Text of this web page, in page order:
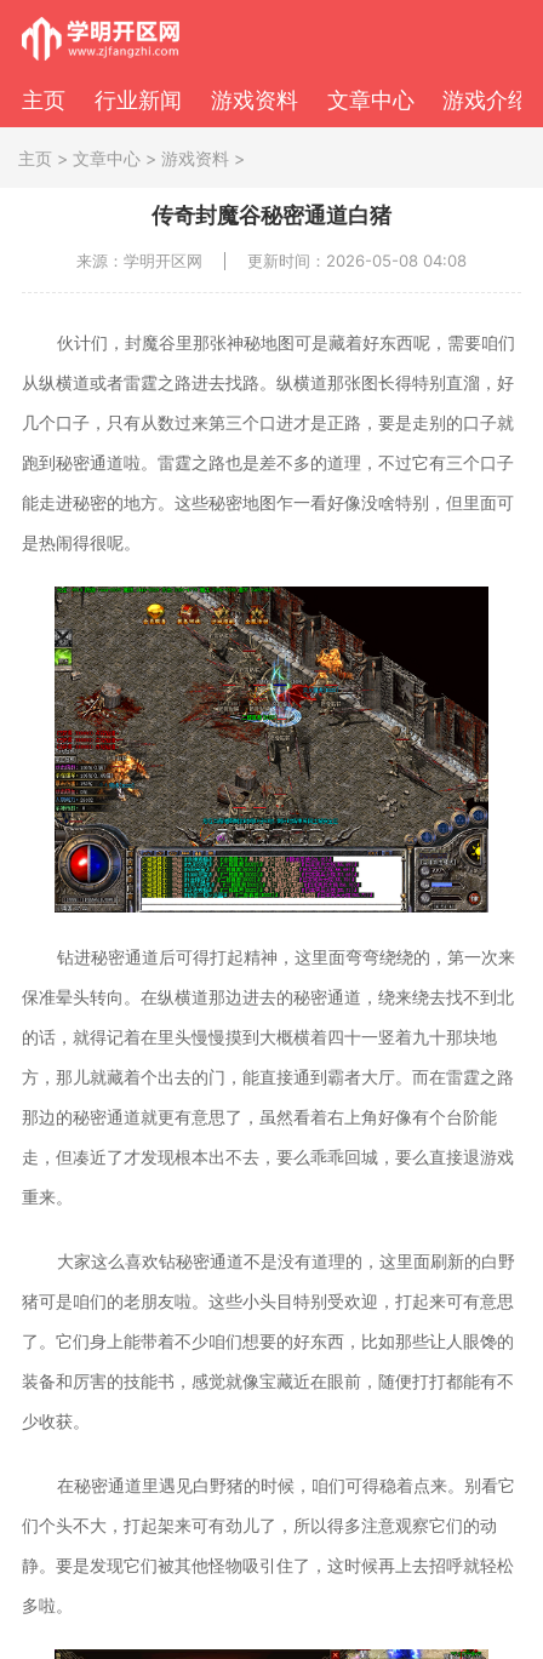
主页 行业新闻 游戏资料 文章中心 游戏介绍
主页 > 文章中心 > 游戏资料 >
传奇封魔谷秘密通道白猪
来源：学明开区网 更新时间：2026-05-08 04:08
伙计们，封魔谷里那张神秘地图可是藏着好东西呢，需要咱们
从纵横道或者雷霆之路进去找路。纵横道那张图长得特别直溜，好
几个口子，只有从数过来第三个口进才是正路，要是走别的口子就
跑到秘密通道啦。雷霆之路也是差不多的道理，不过它有三个口子
能走进秘密的地方。这些秘密地图乍一看好像没啥特别，但里面可
是热闹得很呢。
钻进秘密通道后可得打起精神，这里面弯弯绕绕的，第一次来
保准晕头转向。在纵横道那边进去的秘密通道，绕来绕去找不到北
的话，就得记着在里头慢慢摸到大概横着四十一竖着九十那块地
方，那儿就藏着个出去的门，能直接通到霸者大厅。而在雷霆之路
那边的秘密通道就更有意思了，虽然看着右上角好像有个台阶能
走，但凑近了才发现根本出不去，要么乖乖回城，要么直接退游戏
重来。
大家这么喜欢钻秘密通道不是没有道理的，这里面刷新的白野
猪可是咱们的老朋友啦。这些小头目特别受欢迎，打起来可有意思
了。它们身上能带着不少咱们想要的好东西，比如那些让人眼馋的
装备和厉害的技能书，感觉就像宝藏近在眼前，随便打打都能有不
少收获。
在秘密通道里遇见白野猪的时候，咱们可得稳着点来。别看它
们个头不大，打起架来可有劲儿了，所以得多注意观察它们的动
静。要是发现它们被其他怪物吸引住了，这时候再上去招呼就轻松
多啦。